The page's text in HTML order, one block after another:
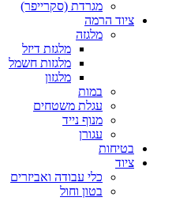
מגרדת (סקרייפר)
ציוד הרמה
מלגזה
מלגזת דיזל
מלגזות חשמל
מלגזון
במות
עגלת משטחים
מנוף נייד
עגורן
בטיחות
ציוד
כלי עבודה ואביזרים
בטון וחול